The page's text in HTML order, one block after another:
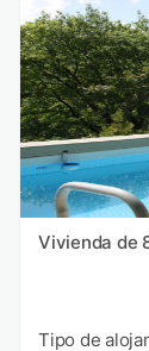
Vivienda de
Tipo de